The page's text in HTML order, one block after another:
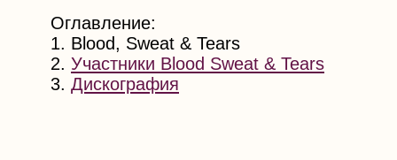
Оглавление:
1. Blood, Sweat & Tears
2. Участники Blood Sweat & Tears
3. Дискография